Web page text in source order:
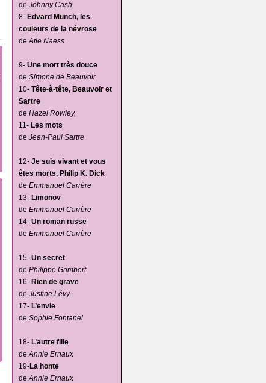
de Johnny Cash
8- Edvard Munch, les
couleurs de la névrose
deAtle Naess
9- Une mort très douce
de Simone de Beauvoir
10- Tête-à-tête, Beauvoir et
Sartre
de Hazel Rowley,
11- Les mots
de Jean-Paul Sartre
12- Je suis vivant et vous
êtes morts, Philip K. Dick
de Emmanuel Carrère
13- Limonov
de Emmanuel Carrère
14- Un roman russe
de Emmanuel Carrère
15- Un secret
de Philippe Grimbert
16- Rien de grave
de Justine Lévy
17- L’envie
de Sophie Fontanel
18- L’autre fille
deAnnie Ernaux
19-La honte
deAnnie Ernaux